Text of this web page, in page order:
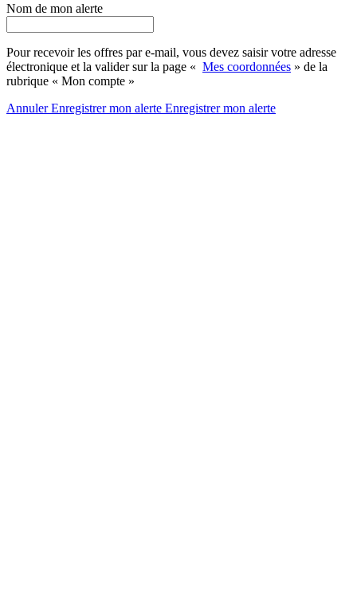
Nom de mon alerte
Pour recevoir les offres par e-mail, vous devez saisir votre adresse
électronique et la valider sur la page « Mes coordonnées » de la
rubrique « Mon compte »
AnnulerEnregistrer mon alerte Enregistrermon alerte